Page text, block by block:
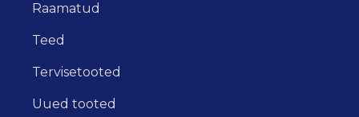
Raamatud
Teed
Tervisetooted
Uued tooted